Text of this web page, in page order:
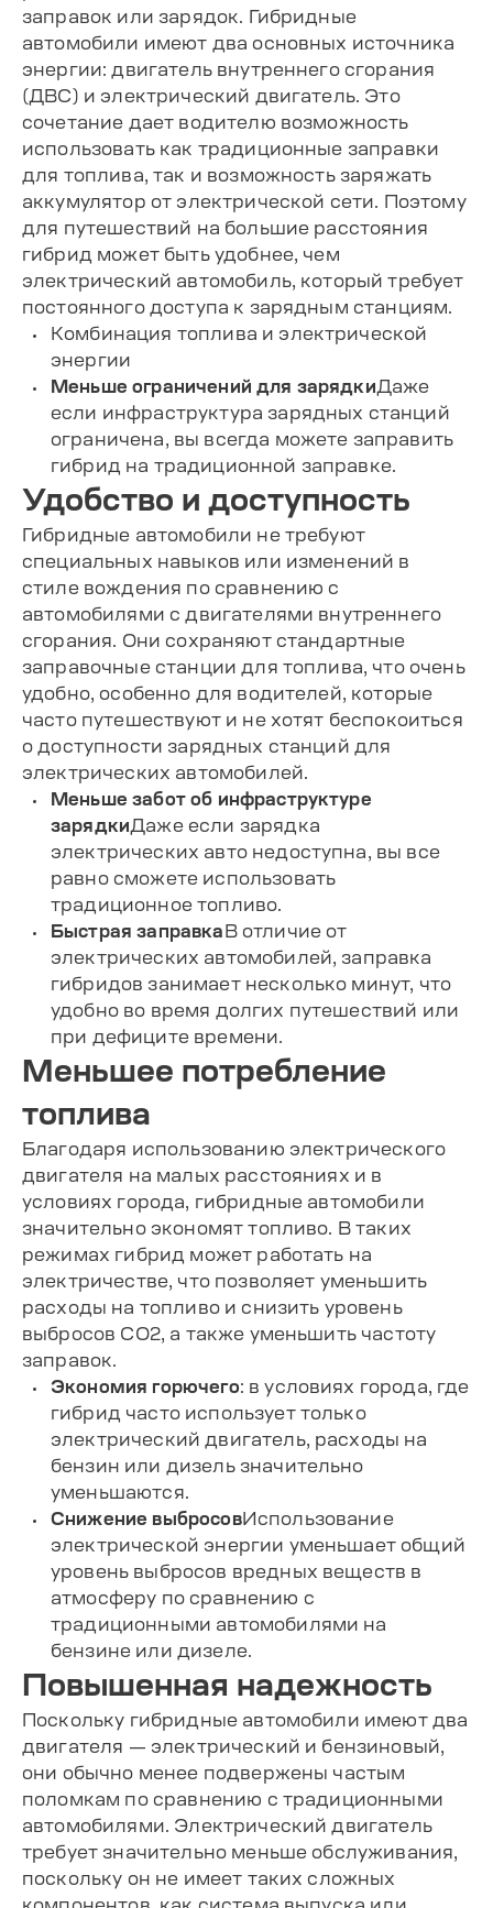
заправок или зарядок. Гибридные
автомобили имеют два основных источника
энергии: двигатель внутреннего сгорания
(ДВС) и электрический двигатель. Это
сочетание дает водителю возможность
использовать как традиционные заправки
для топлива, так и возможность заряжать
аккумулятор от электрической сети. Поэтому
для путешествий на большие расстояния
гибрид может быть удобнее, чем
электрический автомобиль, который требует
постоянного доступа к зарядным станциям.
Комбинация топлива и электрической
энергии
Меньше ограничений для зарядкиДаже
если инфраструктура зарядных станций
ограничена, вы всегда можете заправить
гибрид на традиционной заправке.
Удобство и доступность
Гибридные автомобили не требуют
специальных навыков или изменений в
стиле вождения по сравнению с
автомобилями с двигателями внутреннего
сгорания. Они сохраняют стандартные
заправочные станции для топлива, что очень
удобно, особенно для водителей, которые
часто путешествуют и не хотят беспокоиться
о доступности зарядных станций для
электрических автомобилей.
Меньше забот об инфраструктуре
зарядкиДаже если зарядка
электрических авто недоступна, вы все
равно сможете использовать
традиционное топливо.
Быстрая заправка В отличие от
электрических автомобилей, заправка
гибридов занимает несколько минут, что
удобно во время долгих путешествий или
при дефиците времени.
Меньшее потребление
топлива
Благодаря использованию электрического
двигателя на малых расстояниях и в
условиях города, гибридные автомобили
значительно экономят топливо. В таких
режимах гибрид может работать на
электричестве, что позволяет уменьшить
расходы на топливо и снизить уровень
выбросов CO2, а также уменьшить частоту
заправок.
Экономия горючего: в условиях города, где
гибрид часто использует только
электрический двигатель, расходы на
бензин или дизель значительно
уменьшаются.
Снижение выбросовИспользование
электрической энергии уменьшает общий
уровень выбросов вредных веществ в
атмосферу по сравнению с
традиционными автомобилями на
бензине или дизеле.
Повышенная надежность
Поскольку гибридные автомобили имеют два
двигателя — электрический и бензиновый,
они обычно менее подвержены частым
поломкам по сравнению с традиционными
автомобилями. Электрический двигатель
требует значительно меньше обслуживания,
поскольку он не имеет таких сложных